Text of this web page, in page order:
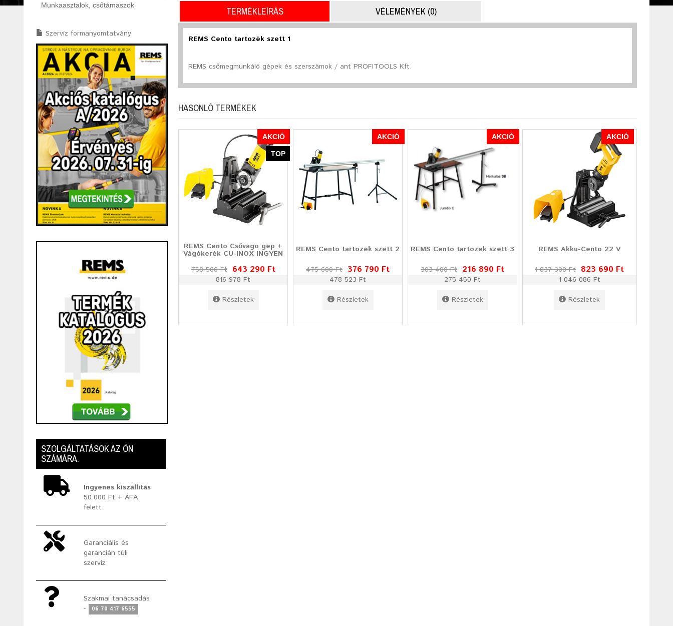
Munkaasztalok, csőtámaszok
Szervíz formanyomtatvány
SZOLGÁLTATÁSOK AZ ÖN
SZÁMÁRA.
Ingyenes kiszállítás
50.000 Ft + ÁFA
felett
Garanciális és
garancián túli
szerviz
Szakmai tanácsadás
-
06 70 417 6555
TERMÉKLEÍRÁS VÉLEMÉNYEK (0)
REMS Cento tartozék szett 1
REMS csőmegmunkáló gépek és szerszámok / ant PROFITOOLS Kft.
HASONLÓ TERMÉKEK
AKCIÓ
TOP
REMS Cento Csővágó gép +
Vágókerék CU-INOX INGYEN
758 500 Ft 643 290 Ft
816 978 Ft
Részletek
AKCIÓ
REMS Cento tartozék szett 2
475 600 Ft 376 790 Ft
478 523 Ft
Részletek
AKCIÓ
REMS Cento tartozék szett 3
303 400 Ft 216 890 Ft
275 450 Ft
Részletek
AKCIÓ
REMS Akku-Cento 22 V
1 037 300 Ft 823 690 Ft
1 046 086 Ft
Részletek